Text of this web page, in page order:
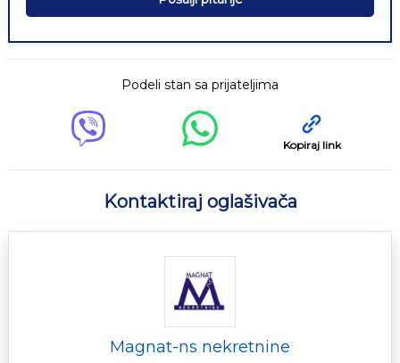
Podeli stan sa prijateljima
Kopiraj link
Kontaktiraj oglašivača
Magnat-ns nekretnine